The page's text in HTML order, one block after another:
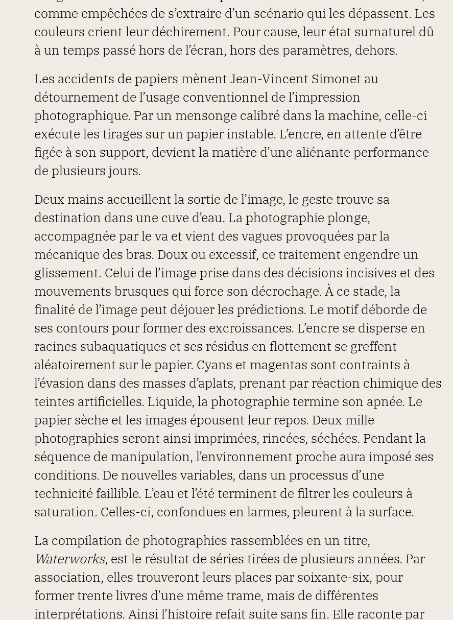
comme empêchées de s’extraire d’un scénario qui les dépassent. Les
couleurs crient leur déchirement. Pour cause, leur état surnaturel dû
à un temps passé hors de l’écran, hors des paramètres, dehors.
Les accidents de papiers mènent Jean-Vincent Simonet au
détournement de l’usage conventionnel de l’impression
photographique. Par un mensonge calibré dans la machine, celle-ci
exécute les tirages sur un papier instable. L’encre, en attente d’être
figée à son support, devient la matière d’une aliénante performance
de plusieurs jours.
Deux mains accueillent la sortie de l’image, le geste trouve sa
destination dans une cuve d’eau. La photographie plonge,
accompagnée par le va et vient des vagues provoquées par la
mécanique des bras. Doux ou excessif, ce traitement engendre un
glissement. Celui de l’image prise dans des décisions incisives et des
mouvements brusques qui force son décrochage. À ce stade, la
finalité de l’image peut déjouer les prédictions. Le motif déborde de
ses contours pour former des excroissances. L’encre se disperse en
racines subaquatiques et ses résidus en flottement se greffent
aléatoirement sur le papier. Cyans et magentas sont contraints à
l’évasion dans des masses d’aplats, prenant par réaction chimique des
teintes artificielles. Liquide, la photographie termine son apnée. Le
papier sèche et les images épousent leur repos. Deux mille
photographies seront ainsi imprimées, rincées, séchées. Pendant la
séquence de manipulation, l’environnement proche aura imposé ses
conditions. De nouvelles variables, dans un processus d’une
technicité faillible. L’eau et l’été terminent de filtrer les couleurs à
saturation. Celles-ci, confondues en larmes, pleurent à la surface.
La compilation de photographies rassemblées en un titre,
Waterworks, est le résultat de séries tirées de plusieurs années. Par
association, elles trouveront leurs places par soixante-six, pour
former trente livres d’une même trame, mais de différentes
interprétations. Ainsi l’histoire refait suite sans fin. Elle raconte par